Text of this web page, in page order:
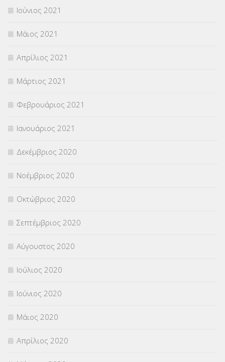
Ιούνιος 2021
Μάιος 2021
Απρίλιος 2021
Μάρτιος 2021
Φεβρουάριος 2021
Ιανουάριος 2021
Δεκέμβριος 2020
Νοέμβριος 2020
Οκτώβριος 2020
Σεπτέμβριος 2020
Αύγουστος 2020
Ιούλιος 2020
Ιούνιος 2020
Μάιος 2020
Απρίλιος 2020